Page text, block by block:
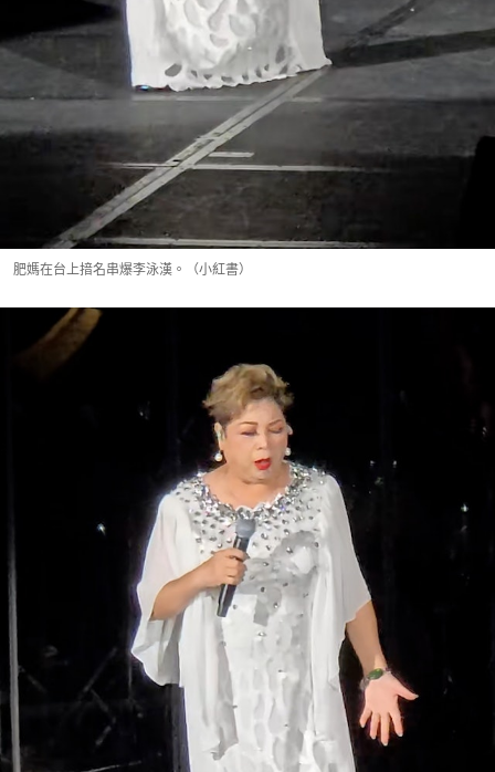
肥媽在台上揞名串爆李泳漢。（小紅書）